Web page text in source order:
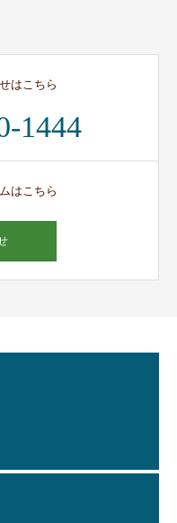
はこちら
1444
はこちら